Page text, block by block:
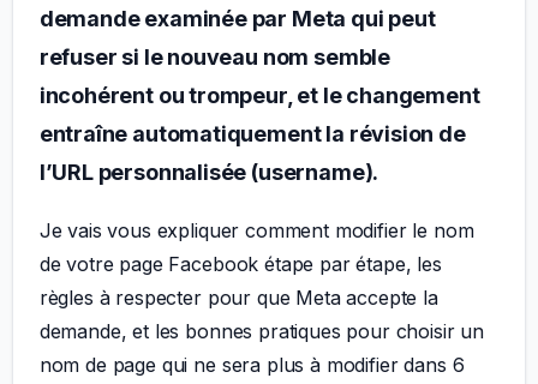
demande examinée par Meta qui peut
refuser si le nouveau nom semble
incohérent ou trompeur, et le changement
entraîne automatiquement la révision de
l’URL personnalisée (username).
Je vais vous expliquer comment modifier le nom
de votre page Facebook étape par étape, les
règles à respecter pour que Meta accepte la
demande, et les bonnes pratiques pour choisir un
nom de page qui ne sera plus à modifier dans 6